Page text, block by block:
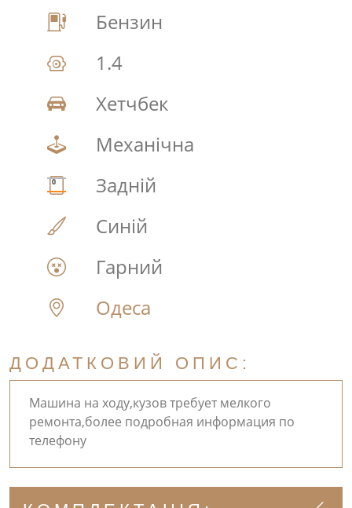
Бензин
1.4
Хетчбек
Механічна
Задній
Синій
Гарний
Одеса
ДОДАТКОВИЙ ОПИС:
Машина на ходу,кузов требует мелкого
ремонта,более подробная информация по
телефону